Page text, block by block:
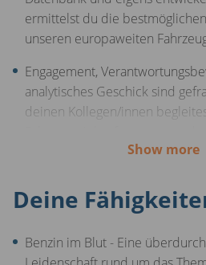
ermittelst du die
unseren europaweiten
Engagement,
analytisches Geschick sind
deinen Kollegen/innen
europaweiten Standorten und
Du hilfst unser
Europas führende
Show more
Deine
Benzin im Blut - Eine